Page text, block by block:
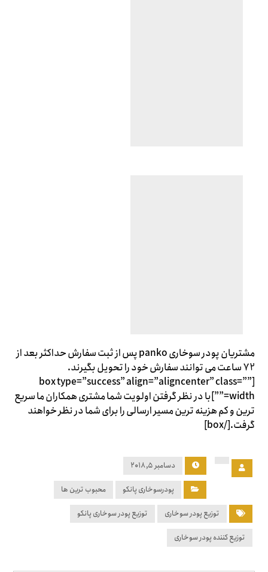
مشتریان پودر سوخاری panko پس از ثبت سفارش حداکثر بعد از
72 ساعت می توانند سفارش خود را تحویل بگیرند.
[box type=”success” align=”aligncenter” class=””
width=””]با در نظر گرفتن اولویت شما مشتری همکاران ما سریع
ترین و کم هزینه ترین مسیر ارسالی را برای شما در نظر خواهند
گرفت.[/box]
دسامبر ۵, ۲۰۱۸
پودرسوخاری پانکو محبوب ترین ها
توزیع پودر سوخاری توزیع پودر سوخاری پانکو
توزیع کننده پودر سوخاری